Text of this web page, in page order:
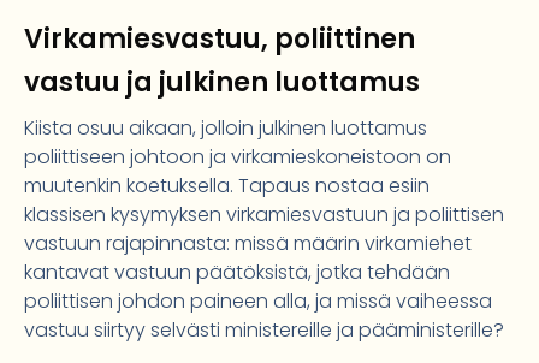
Virkamiesvastuu, poliittinen
vastuu ja julkinen luottamus
Kiista osuu aikaan, jolloin julkinen luottamus
poliittiseen johtoon ja virkamieskoneistoon on
muutenkin koetuksella. Tapaus nostaa esiin
klassisen kysymyksen virkamiesvastuun ja poliittisen
vastuun rajapinnasta: missä määrin virkamiehet
kantavat vastuun päätöksistä, jotka tehdään
poliittisen johdon paineen alla, ja missä vaiheessa
vastuu siirtyy selvästi ministereille ja pääministerille?